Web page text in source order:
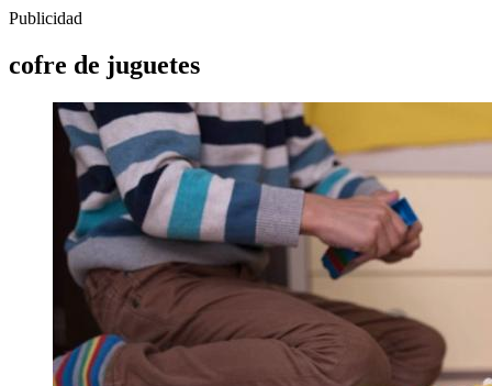
Publicidad
cofre de juguetes